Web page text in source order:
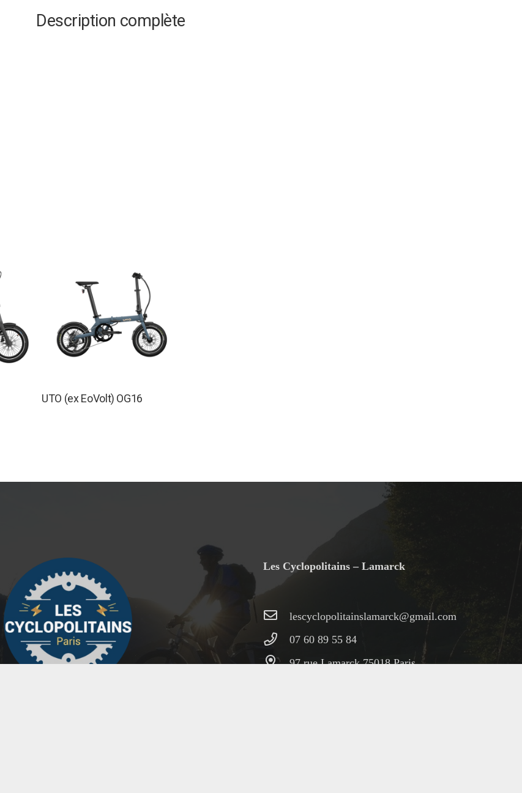
Description complète
UTO (ex EoVolt) OG16
Les Cyclopolitains – Lamarck
lescyclopolitainslamarck@gmail.com
07 60 89 55 84
97 rue Lamarck 75018 Paris